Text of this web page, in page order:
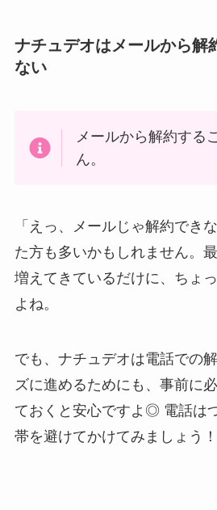
ナチュデオはメールから解
ない
メールから解約する
ん。
「えっ、メールじゃ解約でき
た方も多いかもしれません。
増えてきているだけに、ちょ
よね。
でも、ナチュデオは電話での
ズに進めるためにも、事前に
ておくと安心ですよ◎ 電話は
帯を避けてかけてみましょう！